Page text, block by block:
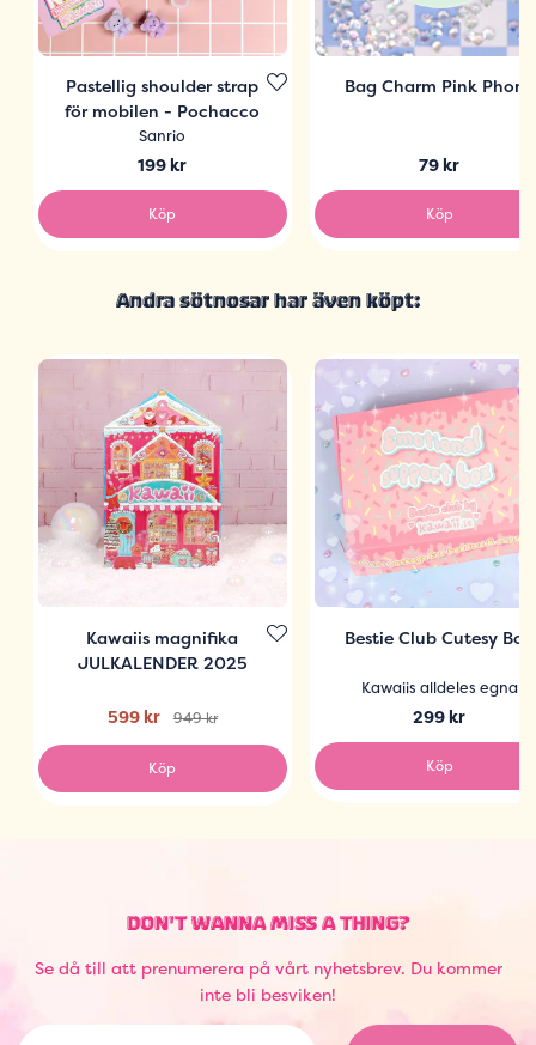
Pastellig shoulder strap
för mobilen - Pochacco
Sanrio
199 kr
Köp
Bag Charm Pink Phone
79 kr
Köp
Andra sötnosar har även köpt:
Kawaiis magnifika
JULKALENDER 2025
599 kr 949 kr
Köp
Bestie Club Cutesy Box
Kawaiis alldeles egna
299 kr
Köp
DON'T WANNA MISS A THING?
Se då till att prenumerera på vårt nyhetsbrev. Du kommer
inte bli besviken!